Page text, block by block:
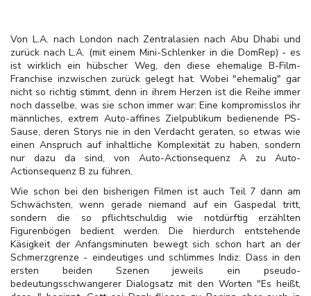
Von L.A. nach London nach Zentralasien nach Abu Dhabi und
zurück nach L.A. (mit einem Mini-Schlenker in die DomRep) - es
ist wirklich ein hübscher Weg, den diese ehemalige B-Film-
Franchise inzwischen zurück gelegt hat. Wobei "ehemalig" gar
nicht so richtig stimmt, denn in ihrem Herzen ist die Reihe immer
noch dasselbe, was sie schon immer war: Eine kompromisslos ihr
männliches, extrem Auto-affines Zielpublikum bedienende PS-
Sause, deren Storys nie in den Verdacht geraten, so etwas wie
einen Anspruch auf inhaltliche Komplexität zu haben, sondern
nur dazu da sind, von Auto-Actionsequenz A zu Auto-
Actionsequenz B zu führen.
Wie schon bei den bisherigen Filmen ist auch Teil 7 dann am
Schwächsten, wenn gerade niemand auf ein Gaspedal tritt,
sondern die so pflichtschuldig wie notdürftig erzählten
Figurenbögen bedient werden. Die hierdurch entstehende
Käsigkeit der Anfangsminuten bewegt sich schon hart an der
Schmerzgrenze - eindeutiges und schlimmes Indiz: Dass in den
ersten beiden Szenen jeweils ein pseudo-
bedeutungsschwangerer Dialogsatz mit den Worten "Es heißt,